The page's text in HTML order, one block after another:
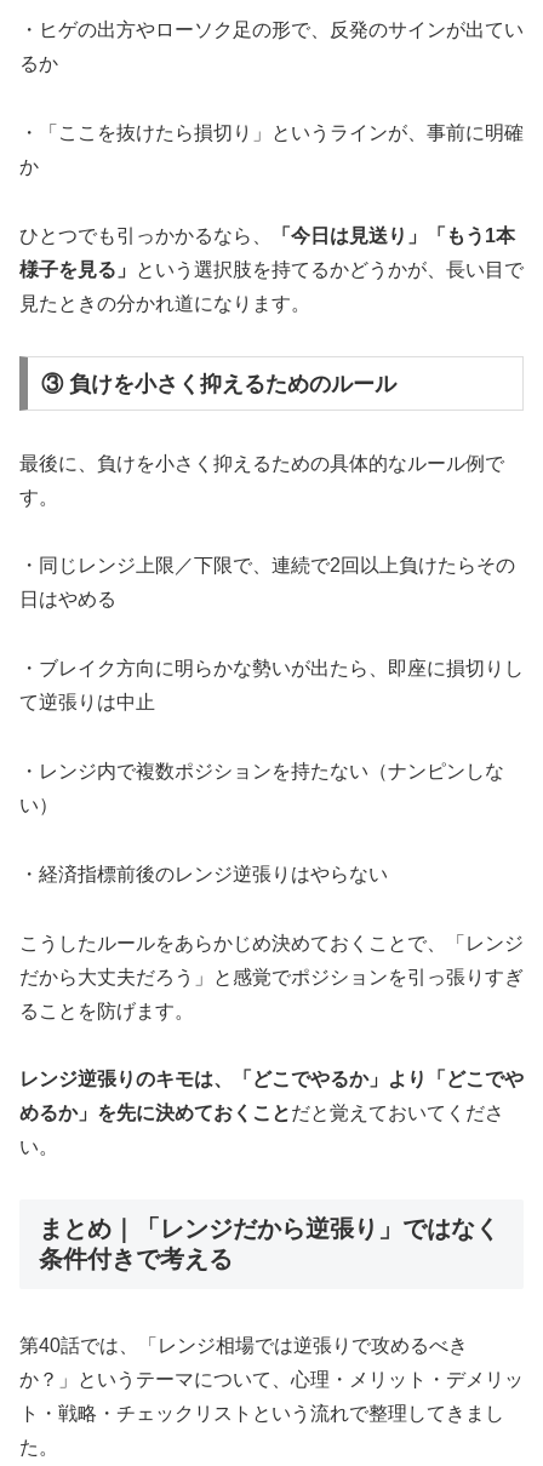
・ヒゲの出方やローソク足の形で、反発のサインが出てい
るか
・「ここを抜けたら損切り」というラインが、事前に明確
か
ひとつでも引っかかるなら、
「今日は見送り」「もう1本
様子を見る」
という選択肢を持てるかどうかが、長い目で
見たときの分かれ道になります。
③ 負けを小さく抑えるためのルール
最後に、負けを小さく抑えるための具体的なルール例で
す。
・同じレンジ上限／下限で、連続で2回以上負けたらその
日はやめる
・ブレイク方向に明らかな勢いが出たら、即座に損切りし
て逆張りは中止
・レンジ内で複数ポジションを持たない（ナンピンしな
い）
・経済指標前後のレンジ逆張りはやらない
こうしたルールをあらかじめ決めておくことで、「レンジ
だから大丈夫だろう」と感覚でポジションを引っ張りすぎ
ることを防げます。
レンジ逆張りのキモは、「どこでやるか」より「どこでや
めるか」を先に決めておくことだと覚えておいてくださ
い。
まとめ｜「レンジだから逆張り」ではなく
条件付きで考える
第40話では、「レンジ相場では逆張りで攻めるべき
か？」というテーマについて、心理・メリット・デメリッ
ト・戦略・チェックリストという流れで整理してきまし
た。